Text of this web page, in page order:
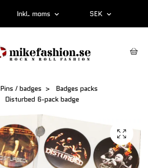
Inkl. moms SEK
Pins / badges
Badges packs
Disturbed 6-pack badge